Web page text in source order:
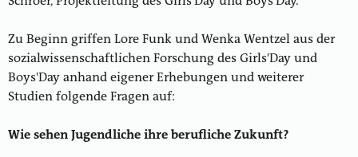
Zu Beginn griffen Lore Funk und Wenka Wentzel aus der
sozialwissenschaftlichen Forschung des Girls'Day und
Boys'Day anhand eigener Erhebungen und weiterer
Studien folgende Fragen auf:
Wie sehen Jugendliche ihre berufliche Zukunft?